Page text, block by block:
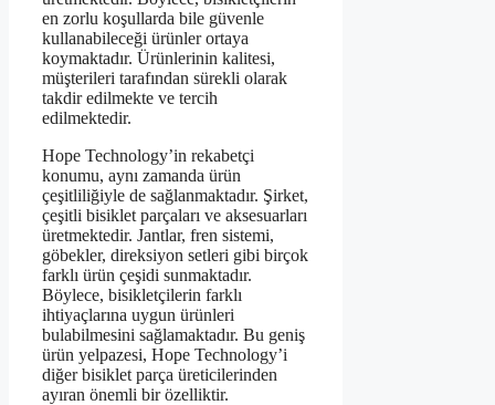
en zorlu koşullarda bile güvenle
kullanabileceği ürünler ortaya
koymaktadır. Ürünlerinin kalitesi,
müşterileri tarafından sürekli olarak
takdir edilmekte ve tercih
edilmektedir.
Hope Technology’in rekabetçi
konumu, aynı zamanda ürün
çeşitliliğiyle de sağlanmaktadır. Şirket,
çeşitli bisiklet parçaları ve aksesuarları
üretmektedir. Jantlar, fren sistemi,
göbekler, direksiyon setleri gibi birçok
farklı ürün çeşidi sunmaktadır.
Böylece, bisikletçilerin farklı
ihtiyaçlarına uygun ürünleri
bulabilmesini sağlamaktadır. Bu geniş
ürün yelpazesi, Hope Technology’i
diğer bisiklet parça üreticilerinden
ayıran önemli bir özelliktir.